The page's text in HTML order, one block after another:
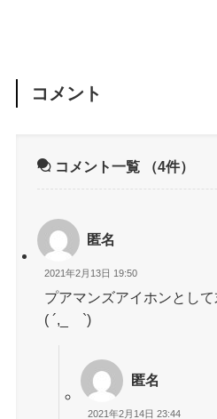
コメント
コメント一覧 （4件）
匿名
2021年2月13日 19:50
プアマンズアイホンとし
( ´,_ゝ`)
匿名
2021年2月14日 23:44